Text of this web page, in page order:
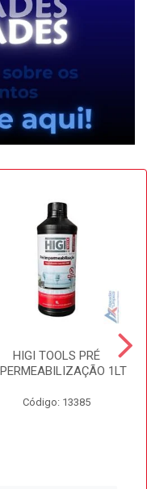
HIGI TOOLS PRÉ
1LT
Código: 13385